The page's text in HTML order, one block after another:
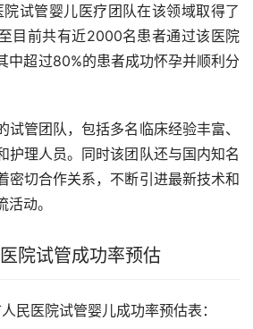
试管婴儿医疗团队在该领域取得了
目前共有近2000名患者通过该医院
中超过80%的患者成功怀孕并顺利分
试管团队，包括多名临床经验丰富、
护理人员。同时该团队还与国内知名
密切合作关系，不断引进最新技术和
动。
院试管成功率预估
民医院试管婴儿成功率预估表：